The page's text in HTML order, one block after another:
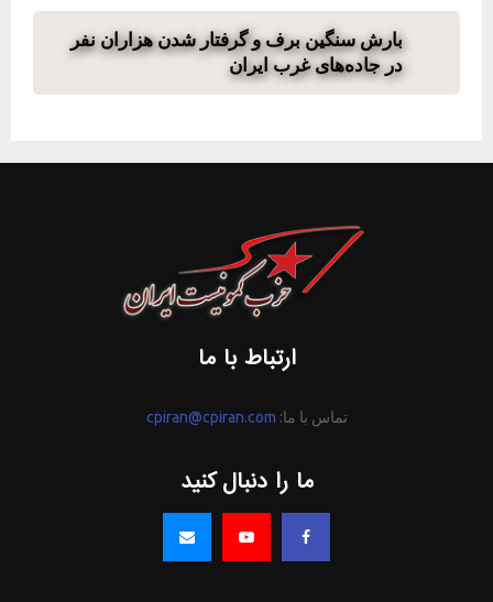
بارش سنگین برف و گرفتار شدن هزاران نفر
در جاده‌های غرب ایران
ارتباط با ما
تماس با ما: cpiran@cpiran.com
ما را دنبال کنید